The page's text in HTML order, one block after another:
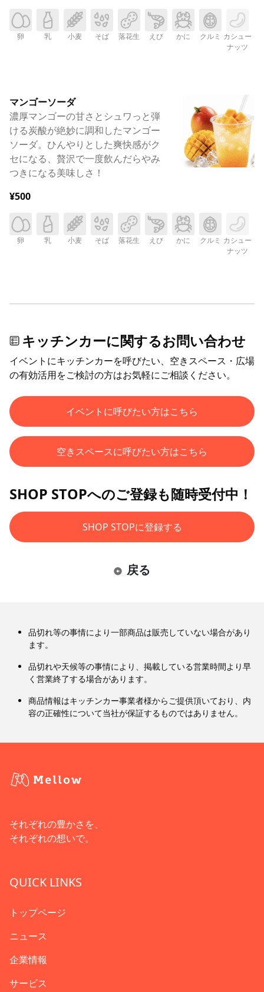
卵 乳 小麦 そば 落花生 えび かに クルミ カシュー
ナッツ
マンゴーソーダ
濃厚マンゴーの甘さとシュワっと弾
ける炭酸が絶妙に調和したマンゴー
ソーダ。ひんやりとした爽快感がク
セになる、贅沢で一度飲んだらやみ
つきになる美味しさ！
¥500
卵 乳 小麦 そば 落花生 えび かに クルミ カシュー
ナッツ
キッチンカーに関するお問い合わせ
イベントにキッチンカーを呼びたい、空きスペース・広場
の有効活用をご検討の方はお気軽にご相談ください。
イベントに呼びたい方はこちら
空きスペースに呼びたい方はこちら
SHOP STOPへのご登録も随時受付中！
SHOP STOPに登録する
戻る
品切れ等の事情により一部商品は販売していない場合があり
ます。
品切れや天候等の事情により、掲載している営業時間より早
く営業終了する場合があります。
商品情報はキッチンカー事業者様からご提供頂いており、内
容の正確性について当社が保証するものではありません。
それぞれの豊かさを、
それぞれの想いで。
QUICK LINKS
トップページ
ニュース
企業情報
サービス